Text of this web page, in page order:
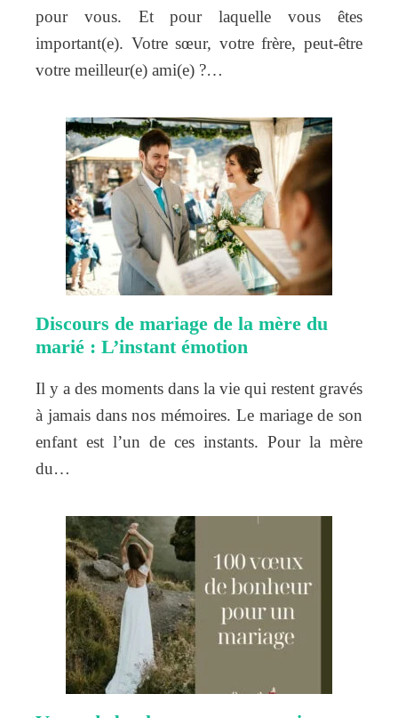
pour vous. Et pour laquelle vous êtes
important(e). Votre sœur, votre frère, peut-être
votre meilleur(e) ami(e) ?…
Discours de mariage de la mère du
marié : L’instant émotion
Il y a des moments dans la vie qui restent gravés
à jamais dans nos mémoires. Le mariage de son
enfant est l’un de ces instants. Pour la mère
du…